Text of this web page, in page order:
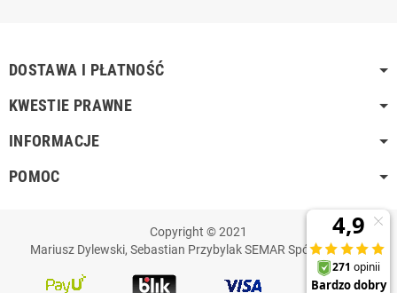
DOSTAWA I PŁATNOŚĆ
KWESTIE PRAWNE
INFORMACJE
POMOC
Copyright © 2021
Mariusz Dylewski, Sebastian Przybylak SEMAR Spółka Jawna